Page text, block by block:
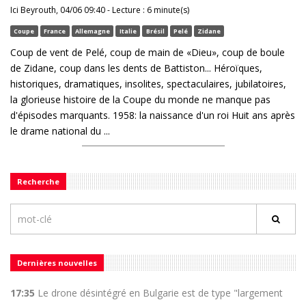
Ici Beyrouth, 04/06 09:40 - Lecture : 6 minute(s)
Coupe France Allemagne Italie Brésil Pelé Zidane
Coup de vent de Pelé, coup de main de «Dieu», coup de boule
de Zidane, coup dans les dents de Battiston... Héroïques,
historiques, dramatiques, insolites, spectaculaires, jubilatoires,
la glorieuse histoire de la Coupe du monde ne manque pas
d'épisodes marquants. 1958: la naissance d'un roi Huit ans après
le drame national du ...
Recherche
Dernières nouvelles
17:35 Le drone désintégré en Bulgarie est de type "largement